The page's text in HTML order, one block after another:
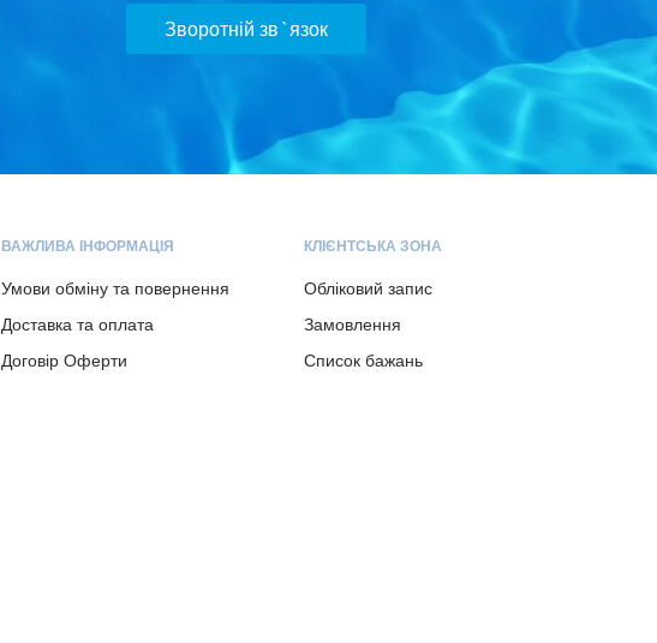
Зворотній зв`язок
ВАЖЛИВА ІНФОРМАЦІЯ
Умови обміну та повернення
Доставка та оплата
Договір Оферти
КЛІЄНТСЬКА ЗОНА
Обліковий запис
Замовлення
Список бажань